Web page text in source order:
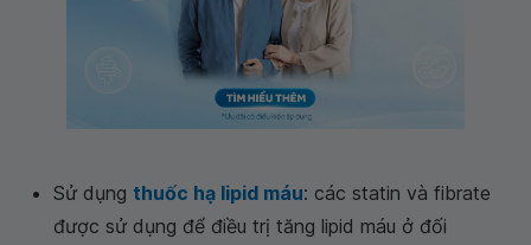
Sử dụng thuốc hạ lipid máu : các statin và
fibrate được sử dụng để điều trị tăng lipid máu ở